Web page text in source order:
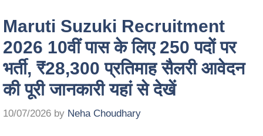
Maruti Suzuki Recruitment
2026 10वीं पास के लिए 250 पदों पर
भर्ती, ₹28,300 प्रतिमाह सैलरी आवेदन
की पूरी जानकारी यहां से देखें
10/07/2026 by Neha Choudhary